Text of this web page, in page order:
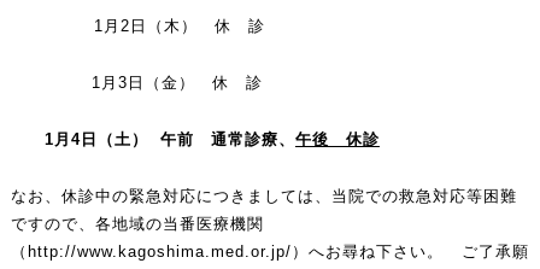
1月2日（木） 休 診
1月3日（金） 休 診
1月4日（土） 午前 通常診療、 午後 休診
なお、休診中の緊急対応につきましては、当院での救急対応等困難
ですので、各地域の当番医療機関
（ http://www.kagoshima.med.or.jp/ ）へお尋ね下さい。 ご了承願